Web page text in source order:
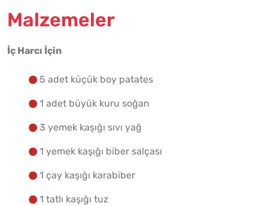
Malzemeler
İç Harcı İçin
5 adet küçük boy patates
1 adet büyük kuru soğan
3 yemek kaşığı sıvı yağ
1 yemek kaşığı biber salçası
1 çay kaşığı karabiber
1 tatlı kaşığı tuz